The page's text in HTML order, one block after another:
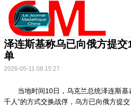
泽连斯基称乌已向俄方提
单
2026-05-11 08:15:27
当地时间10日，乌克兰总统泽连斯基
千人”的方式交换战俘，乌方已向俄方提